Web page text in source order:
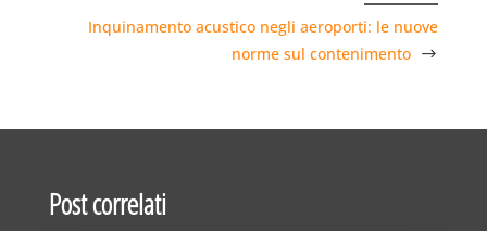
Inquinamento acustico negli aeroporti: le nuove
norme sul contenimento
Post correlati